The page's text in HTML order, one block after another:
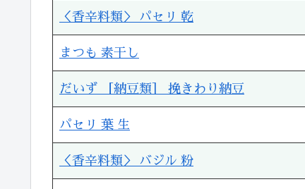
＜香辛料類＞ パセリ 乾
まつも 素干し
だいず ［納豆類］ 挽きわり納豆
パセリ 葉 生
＜香辛料類＞ バジル 粉